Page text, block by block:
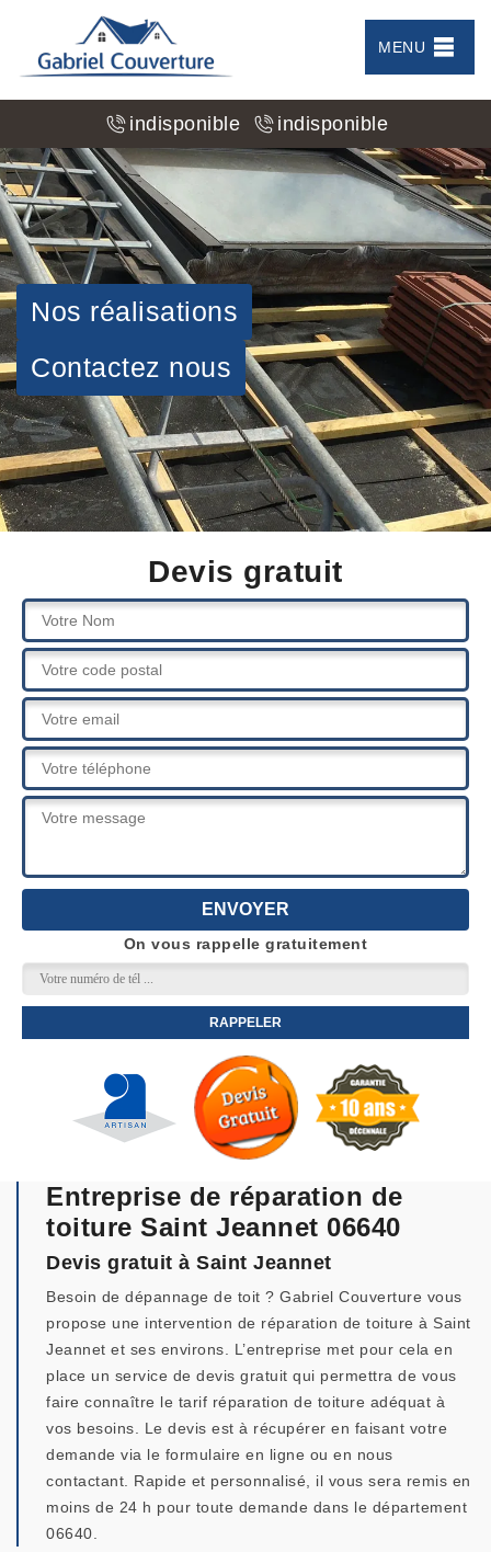
MENU
indisponible indisponible
Nos réalisations
Contactez nous
Devis gratuit
On vous rappelle gratuitement
Entreprise de réparation de
toiture Saint Jeannet 06640
Devis gratuit à Saint Jeannet
Besoin de dépannage de toit ? Gabriel Couverture vous
propose une intervention de réparation de toiture à Saint
Jeannet et ses environs. L’entreprise met pour cela en
place un service de devis gratuit qui permettra de vous
faire connaître le tarif réparation de toiture adéquat à
vos besoins. Le devis est à récupérer en faisant votre
demande via le formulaire en ligne ou en nous
contactant. Rapide et personnalisé, il vous sera remis en
moins de 24 h pour toute demande dans le département
06640.